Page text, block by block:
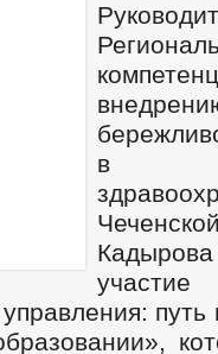
в
участие
путь